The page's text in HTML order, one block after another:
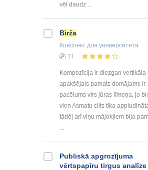
vēl daudz ...
Birža
Конспект для университета
11
Kompozīcija ir diezgan vertikāla
apakšējais pamats domājams ir
pacēlums virs jūras līmeņa, jo
vien Asmatu cilts tika
tādēļ arī viņu mājokļiem bija
Publiskā apgrozījuma
vērtspapīru tirgus analīze